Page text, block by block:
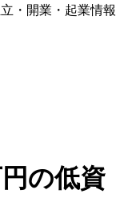
・開業・起業情報
の低資